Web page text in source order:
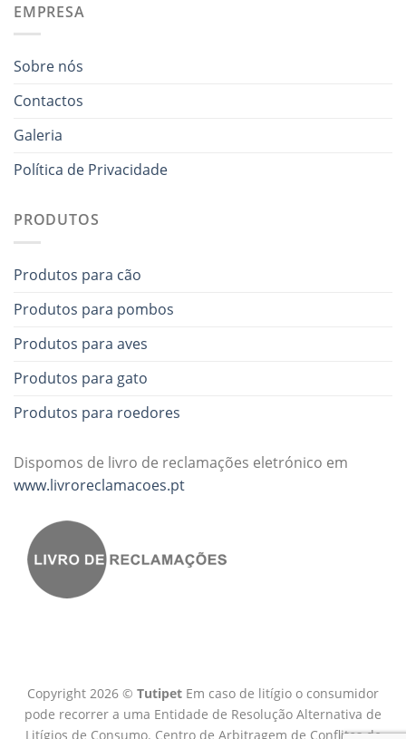
EMPRESA
Sobre nós
Contactos
Galeria
Política de Privacidade
PRODUTOS
Produtos para cão
Produtos para pombos
Produtos para aves
Produtos para gato
Produtos para roedores
Dispomos de livro de reclamações eletrónico em
www.livroreclamacoes.pt
Copyright 2026 © Tutipet Em caso de litígio o consumidor
pode recorrer a uma Entidade de Resolução Alternativa de
Litígios de Consumo. Centro de Arbitragem de Conflitos de